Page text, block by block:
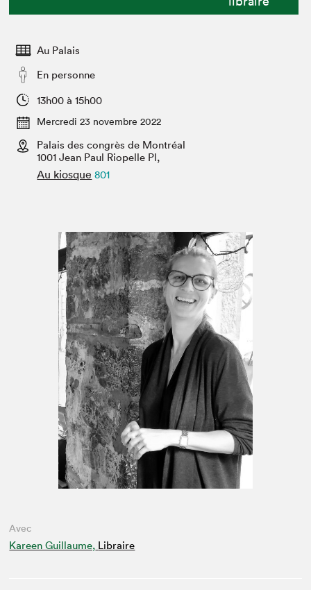
Espace enseignant·e·s
Espace pro
Au Palais
En personne
13h00 à 15h00
Mercredi 23 novembre 2022
Palais des congrès de Montréal
1001 Jean Paul Riopelle Pl,
Au kiosque 801
Avec
Kareen Guillaume, Libraire